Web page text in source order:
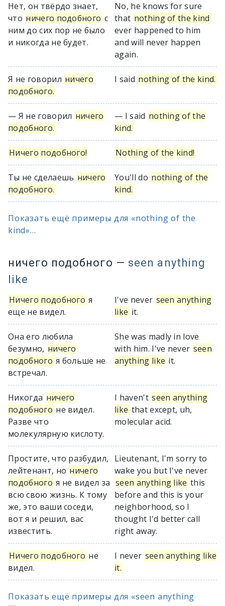
Нет, он твёрдо знает,
что ничего подобного с
ним до сих пор не было
и никогда не будет.
No, he knows for sure
that nothing of the kind
ever happened to him
and will never happen
again.
Я не говорил ничего
подобного.
I said nothing of the kind.
— Я не говорил ничего
подобного.
— I said nothing of the
kind.
Ничего подобного! Nothing of the kind!
Ты не сделаешь ничего
подобного.
You'll do nothing of the
kind.
Показать ещё примеры для «nothing of the
kind»...
ничего подобного — seen anything
like
Ничего подобного я
еще не видел.
I've never seen anything
like it.
Она его любила
безумно, ничего
подобного я больше не
встречал.
She was madly in love
with him. I've never seen
anything like it.
Никогда ничего
подобного не видел.
Разве что
молекулярную кислоту.
I haven't seen anything
like that except, uh,
molecular acid.
Простите, что разбудил,
лейтенант, но ничего
подобного я не видел за
всю свою жизнь. К тому
же, это ваши соседи,
вот я и решил, вас
известить.
Lieutenant, I'm sorry to
wake you but I've never
seen anything like this
before and this is your
neighborhood, so I
thought I'd better call
right away.
Ничего подобного не
видел.
I never seen anything like
it.
Показать ещё примеры для «seen anything